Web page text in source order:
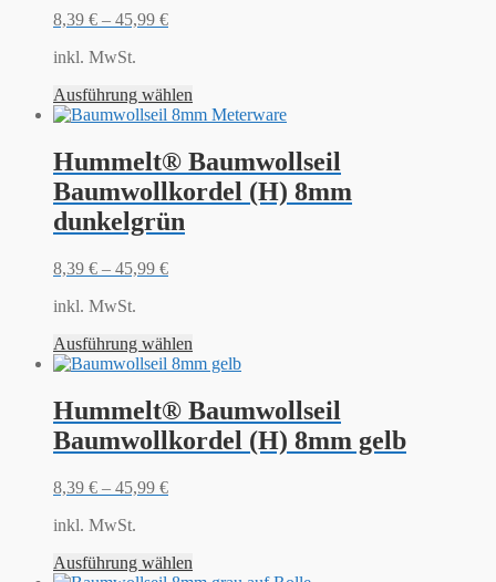
8,39 € – 45,99 €
inkl. MwSt.
Ausführung wählen
Hummelt® Baumwollseil
Baumwollkordel (H) 8mm
dunkelgrün
8,39 € – 45,99 €
inkl. MwSt.
Ausführung wählen
Hummelt® Baumwollseil
Baumwollkordel (H) 8mm gelb
8,39 € – 45,99 €
inkl. MwSt.
Ausführung wählen